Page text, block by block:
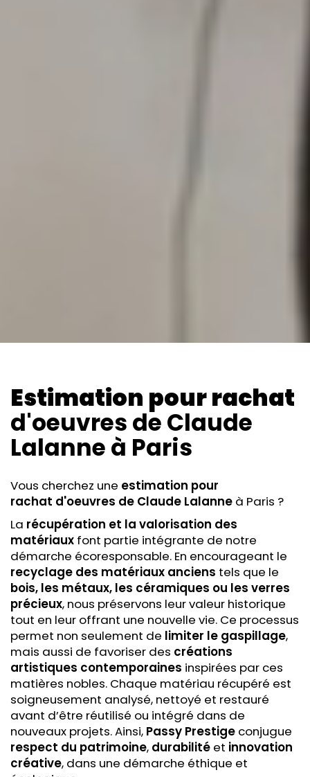
Estimation pour rachat
d'oeuvres de Claude
Lalanneà Paris
Vous cherchez une estimation pour
rachat d'oeuvres de Claude Lalanne à Paris ?
La récupération et la valorisation des
matériaux font partie intégrante de notre
démarche écoresponsable. En encourageant le
recyclage des matériaux anciens tels que le
bois, les métaux, les céramiques ou les verres
précieux, nous préservons leur valeur historique
tout en leur offrant une nouvelle vie. Ce processus
permet non seulement de limiter le gaspillage,
mais aussi de favoriser des créations
artistiques contemporaines inspirées par ces
matières nobles. Chaque matériau récupéré est
soigneusement analysé, nettoyé et restauré
avant d’être réutilisé ou intégré dans de
nouveaux projets. Ainsi, Passy Prestige conjugue
respect du patrimoine, durabilité et innovation
créative, dans une démarche éthique et